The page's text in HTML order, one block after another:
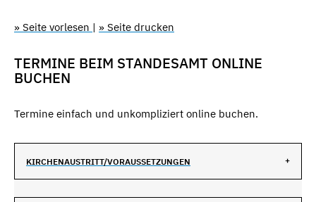
» Seite vorlesen | » Seite drucken
TERMINE BEIM STANDESAMT ONLINE
BUCHEN
Termine einfach und unkompliziert online buchen.
KIRCHENAUSTRITT/VORAUSSETZUNGEN